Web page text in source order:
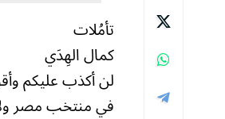
تأمُلات
كمال الهِدَي
لن أكذب عليكم
في منتخب مصر